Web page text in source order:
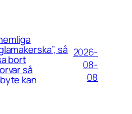
så
bort
så
kan
2026-
08-
08